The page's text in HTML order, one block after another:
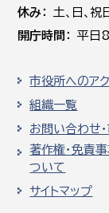
休み
土､日､祝
開庁時間
平日
市役所へのア
組織一覧
お問い合わせ
著作権・免責事
ついて
サイトマップ